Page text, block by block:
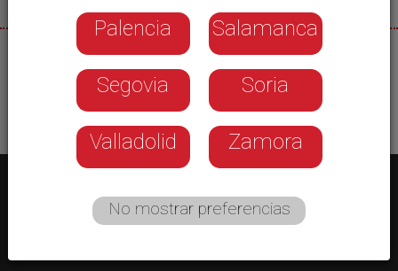
07/08/2026
Palencia Salamanca
Segovia Soria
Valladolid Zamora
No mostrar preferencias